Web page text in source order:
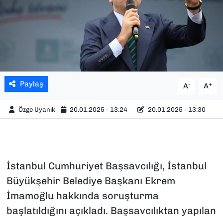
Paylaş A- A+
Özge Uyanık 20.01.2025 - 13:24 20.01.2025 - 13:30
İstanbul Cumhuriyet Başsavcılığı, İstanbul
Büyükşehir Belediye Başkanı Ekrem
İmamoğlu hakkında soruşturma
başlatıldığını açıkladı. Başsavcılıktan yapılan
YEREL YÖNETİMLER